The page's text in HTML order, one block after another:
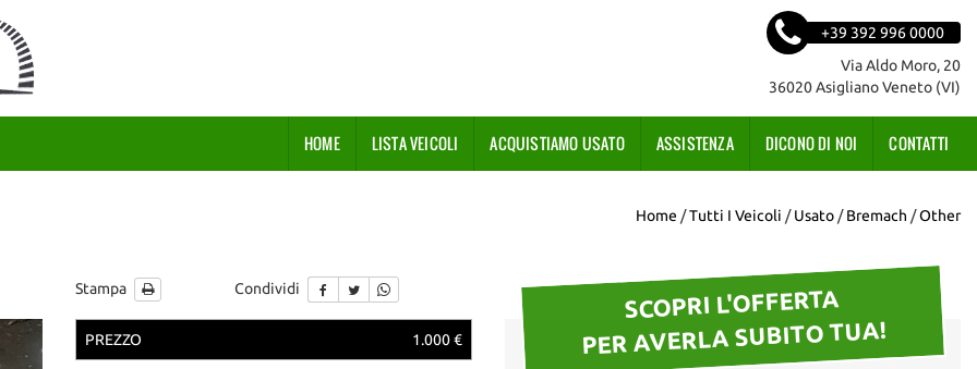
+39 392 996 0000
Via Aldo Moro, 20
36020 Asigliano Veneto (VI)
HOME LISTA VEICOLI ACQUISTIAMO USATO ASSISTENZA DICONO DI NOI CONTATTI
Home /Tutti I Veicoli /Usato /Bremach /Other
Stampa Condividi
PREZZO 1.000 €
SCOPRI L'OFFERTA
PER AVERLA SUBITO TUA!